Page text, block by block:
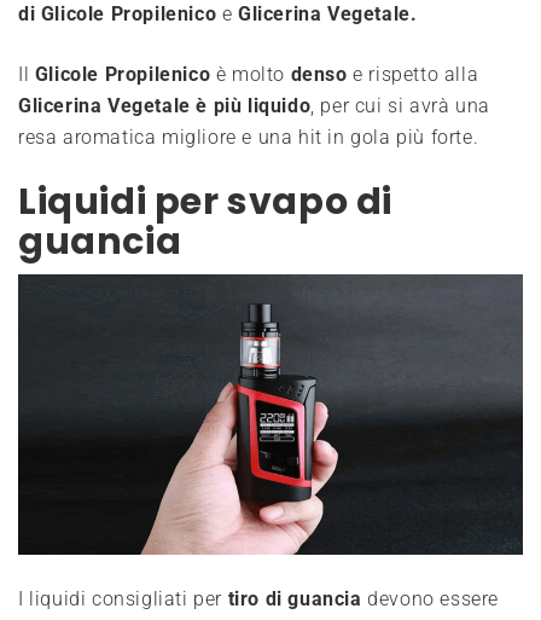
di Glicole Propilenico eGlicerina Vegetale.
Il Glicole Propilenico è molto denso e rispetto alla
Glicerina Vegetale è più liquido , per cui si avrà una
resa aromatica migliore e una hit in gola più forte.
Liquidi per svapo di
guancia
I liquidi consigliati per tiro di guancia devono essere